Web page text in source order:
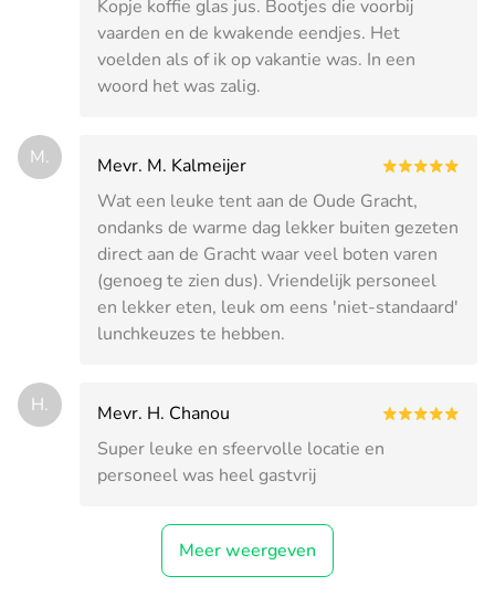
Kopje koffie glas jus. Bootjes die voorbij
vaarden en de kwakende eendjes. Het
voelden als of ik op vakantie was. In een
woord het was zalig.
M.
Mevr. M. Kalmeijer
Wat een leuke tent aan de Oude Gracht,
ondanks de warme dag lekker buiten gezeten
direct aan de Gracht waar veel boten varen
(genoeg te zien dus). Vriendelijk personeel
en lekker eten, leuk om eens 'niet-standaard'
lunchkeuzes te hebben.
H.
Mevr. H. Chanou
Super leuke en sfeervolle locatie en
personeel was heel gastvrij
Meer weergeven